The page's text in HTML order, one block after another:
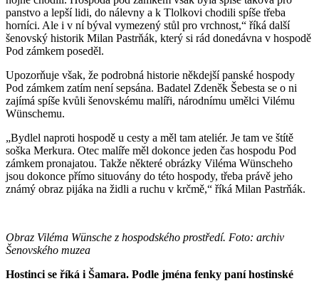
panstvo a lepší lidi, do nálevny a k Tlolkovi chodili spíše třeba
horníci. Ale i v ní býval vymezený stůl pro vrchnost,“ říká další
šenovský historik Milan Pastrňák, který si rád donedávna v hospodě
Pod zámkem poseděl.
Upozorňuje však, že podrobná historie někdejší panské hospody
Pod zámkem zatím není sepsána. Badatel Zdeněk Šebesta se o ni
zajímá spíše kvůli šenovskému malíři, národnímu umělci Vilému
Wünschemu.
„Bydlel naproti hospodě u cesty a měl tam ateliér. Je tam ve štítě
soška Merkura. Otec malíře měl dokonce jeden čas hospodu Pod
zámkem pronajatou. Takže některé obrázky Viléma Wünscheho
jsou dokonce přímo situovány do této hospody, třeba právě jeho
známý obraz pijáka na židli a ruchu v krčmě,“ říká Milan Pastrňák.
Obraz Viléma Wünsche z hospodského prostředí. Foto: archiv
Šenovského muzea
Hostinci se říká i Šamara. Podle jména fenky paní hostinské